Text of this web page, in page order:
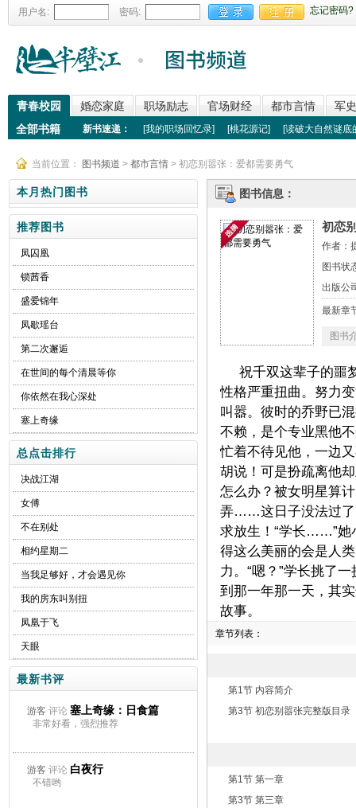
用户名: 密码: 忘记密码?
青春校园 婚恋家庭 职场励志 官场财经 都市言情
军
全部书籍
新书速递： [我的职场回忆录] [桃花源记] [读破大自然谜底
当前位置： 图书频道 > 都市言情 > 初恋别嚣张：爱都需要勇气
本月热门图书
推荐图书
凤囚凰
锁茜香
盛爱锦年
凤歇瑶台
第二次邂逅
在世间的每个清晨等你
你依然在我心深处
塞上奇缘
总点击排行
决战江湖
女傅
不在别处
相约星期二
当我足够好，才会遇见你
我的房东叫别扭
凤凰于飞
天眼
最新书评
游客 评论 塞上奇缘：日食篇
非常好看，强烈推荐
游客 评论 白夜行
不错哟
图书信息：
初恋
作者：
图书状
出版公
最新章
图书
祝千双这辈子的噩
性格严重扭曲。努力
叫嚣。彼时的乔野已
不赖，是个专业黑他
忙着不待见他，一边
胡说！可是扮疏离他
怎么办？被女明星算
弄……这日子没法过了
求放生！“学长……”她
得这么美丽的会是人
力。“嗯？”学长挑了
到那一年那一天，其
故事。
章节列表：
第1节 内容简介
第3节 初恋别嚣张完整版目录
第1节 第一章
第3节 第三章